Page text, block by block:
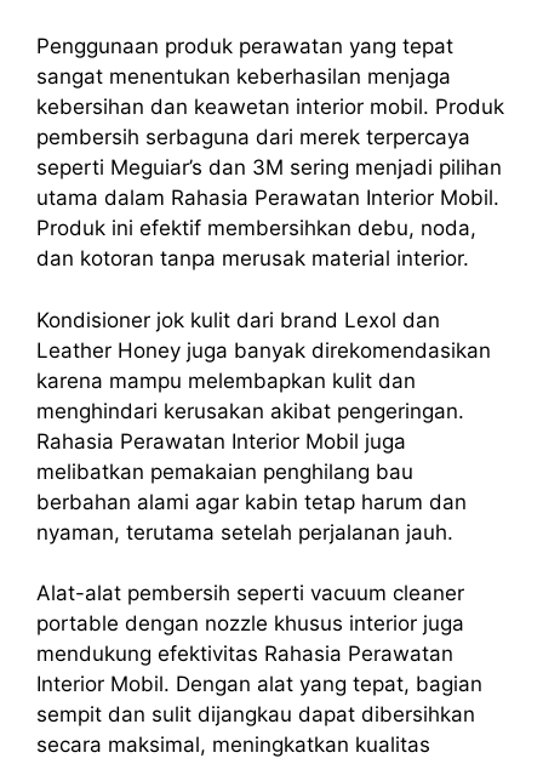
Penggunaan produk perawatan yang tepat
sangat menentukan keberhasilan menjaga
kebersihan dan keawetan interior mobil. Produk
pembersih serbaguna dari merek terpercaya
seperti Meguiar’s dan 3M sering menjadi pilihan
utama dalam Rahasia Perawatan Interior Mobil.
Produk ini efektif membersihkan debu, noda,
dan kotoran tanpa merusak material interior.
Kondisioner jok kulit dari brand Lexol dan
Leather Honey juga banyak direkomendasikan
karena mampu melembapkan kulit dan
menghindari kerusakan akibat pengeringan.
Rahasia Perawatan Interior Mobil juga
melibatkan pemakaian penghilang bau
berbahan alami agar kabin tetap harum dan
nyaman, terutama setelah perjalanan jauh.
Alat-alat pembersih seperti vacuum cleaner
portable dengan nozzle khusus interior juga
mendukung efektivitas Rahasia Perawatan
Interior Mobil. Dengan alat yang tepat, bagian
sempit dan sulit dijangkau dapat dibersihkan
secara maksimal, meningkatkan kualitas